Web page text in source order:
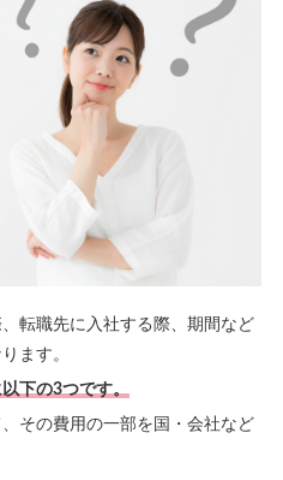
転職先に入社する際、期間など
ます。
下の3つです。
その費用の一部を国・会社など